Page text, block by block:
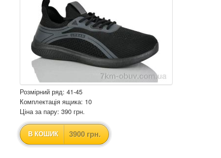
Розмірний ряд: 41-45
Комплектація ящика: 10
Ціна за пару: 390 грн.
В КОШИК 3900 грн.